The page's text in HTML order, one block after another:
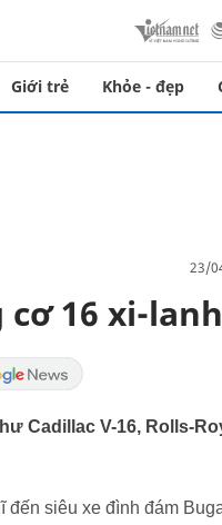
Giới trẻ Khỏe - đẹp
23/
16 xi-lanh
Cadillac V-16, Rolls-
siêu xe đình đám